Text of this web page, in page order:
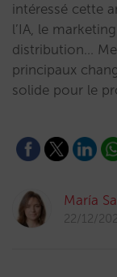
intéressé cette
l’IA, le
distribution…
principaux
solide pour le
María
22/12/